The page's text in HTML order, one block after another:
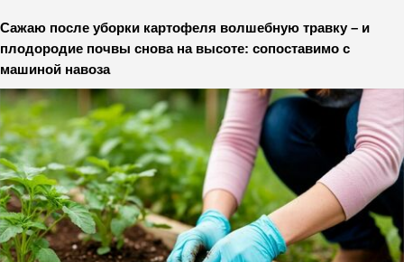
Сажаю после уборки картофеля волшебную травку – и
плодородие почвы снова на высоте: сопоставимо с
машиной навоза